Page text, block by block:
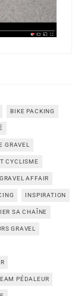
BIKE PACKING
GRAVEL
CYCLISME
GRAVEL AFFAIR
INSPIRATION
SA CHAÎNE
GRAVEL
PÉDALEUR